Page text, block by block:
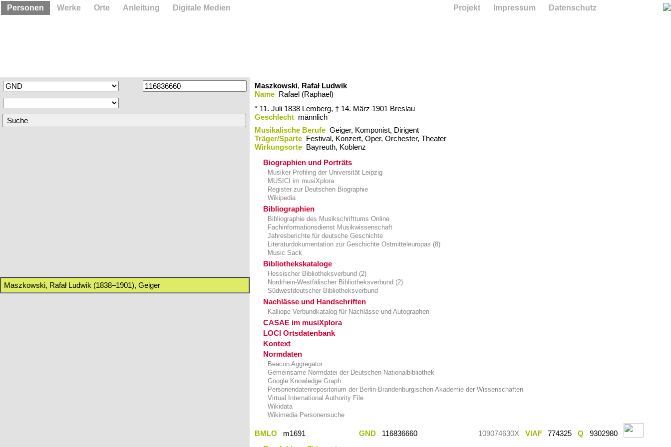
Maszkowski, Rafał Ludwik (1838–1901), Geiger
Maszkowski, Rafał Ludwik
Name Rafael (Raphael)
* 11. Juli 1838 Lemberg, † 14. März 1901 Breslau
Geschlecht männlich
Musikalische Berufe Geiger, Komponist, Dirigent
Träger/Sparte Festival, Konzert, Oper, Orchester, Theater
Wirkungsorte Bayreuth,​ Koblenz
Biographien und Porträts
Musiker Profiling der Universität Leipzig
MUSICI im musiXplora
Register zur Deutschen Biographie
Wikipedia
Bibliographien
Bibliographie des Musikschrifttums Online
Fachinformationsdienst Musikwissenschaft
Jahresberichte für deutsche Geschichte
Literaturdokumentation zur Geschichte Ostmitteleuropas (8)
Music Sack
Bibliothekskataloge
Hessischer Bibliotheksverbund (2)
Nordrhein-Westfälischer Bibliotheksverbund (2)
Südwestdeutscher Bibliotheksverbund
Nachlässe und Handschriften
Kalliope Verbundkatalog für Nachlässe und Autographen
CASAE im musiXplora
LOCI Ortsdatenbank
Kontext
Normdaten
Beacon Aggregator
Gemeinsame Normdatei der Deutschen Nationalbibliothek
Google Knowledge Graph
Personendatenrepositorium der Berlin-Brandenburgischen Akademie der Wissenschaften
Virtual International Authority File
Wikidata
Wikimedia Personensuche
BMLO m1691 GND 116836660 109074630X VIAF 774325Q
9302980
Personen Werke Orte Anleitung Digitale Medien Projekt Impressum Datenschutz